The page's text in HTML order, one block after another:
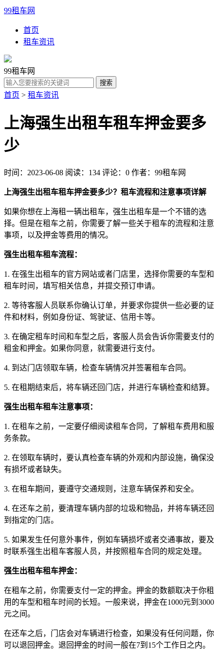
99租车网
首页
租车资讯
99租车网
首页 > 租车资讯
上海强生出租车租车押金要多
少
时间：2023-06-08 阅读：134 评论：0 作者：99租车网
上海强生出租车租车押金要多少？租车流程和注意事项详解
如果你想在上海租一辆出租车，强生出租车是一个不错的选
择。但是在租车之前，你需要了解一些关于租车的流程和注意
事项，以及押金等费用的情况。
强生出租车租车流程：
1. 在强生出租车的官方网站或者门店里，选择你需要的车型和
租车时间，填写相关信息，并提交预订申请。
2. 等待客服人员联系你确认订单，并要求你提供一些必要的证
件和材料，例如身份证、驾驶证、信用卡等。
3. 在确定租车时间和车型之后，客服人员会告诉你需要支付的
租金和押金。如果你同意，就需要进行支付。
4. 到达门店领取车辆，检查车辆情况并签署租车合同。
5. 在租期结束后，将车辆还回门店，并进行车辆检查和结算。
强生出租车租车注意事项：
1. 在租车之前，一定要仔细阅读租车合同，了解租车费用和服
务条款。
2. 在领取车辆时，要认真检查车辆的外观和内部设施，确保没
有损坏或者缺失。
3. 在租车期间，要遵守交通规则，注意车辆保养和安全。
4. 在还车之前，要清理车辆内部的垃圾和物品，并将车辆还回
到指定的门店。
5. 如果发生任何意外事件，例如车辆损坏或者交通事故，要及
时联系强生出租车客服人员，并按照租车合同的规定处理。
强生出租车租车押金：
在租车之前，你需要支付一定的押金。押金的数额取决于你租
用的车型和租车时间的长短。一般来说，押金在1000元到3000
元之间。
在还车之后，门店会对车辆进行检查，如果没有任何问题，你
可以退回押金。退回押金的时间一般在7到15个工作日之内。